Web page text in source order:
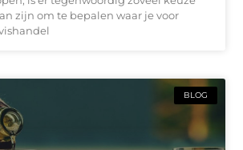
zijn om te bepalen waar je voor
BLOG